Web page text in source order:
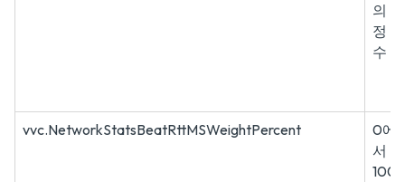
의
정
수
vvc.NetworkStatsBeatRttMSWeightPercent
0에
서
100